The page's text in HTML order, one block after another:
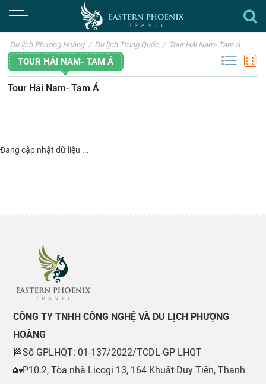
Du lịch Phượng Hoàng / Du lịch Trung Quốc / Tour Hải Nam- Tam Á
TOUR HẢI NAM- TAM Á
Tour Hải Nam- Tam Á
Đang cập nhật dữ liệu ...
CÔNG TY TNHH CÔNG NGHỆ VÀ DU LỊCH PHƯỢNG
HOÀNG
🏁Số GPLHQT: 01-137/2022/TCDL-GP LHQT
🏡P10.2, Tòa nhà Licogi 13, 164 Khuất Duy Tiến, Thanh